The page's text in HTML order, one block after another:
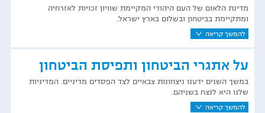
להמשך קריאה
מדינת הלאום של העם היהודי המקיימת שוויון זכויות לאזרחיה
ומתקיימת בביטחון ובשלום בארץ ישראל.
על אתגרי הביטחון ותפיסת הביטחון
להמשך קריאה
במשך השנים ידענו ניצחונות צבאיים לצד הפסדים מדיניים. המדיניות
שלנו היא לנצח בשניהם.